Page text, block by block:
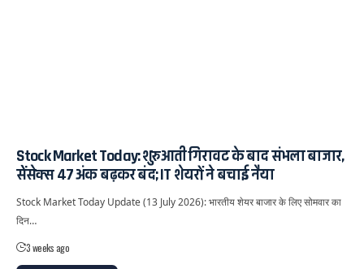
Stock Market Today: शुरुआती गिरावट के बाद संभला बाजार,
सेंसेक्स 47 अंक बढ़कर बंद; IT शेयरों ने बचाई नैया
Stock Market Today Update (13 July 2026): भारतीय शेयर बाजार के लिए सोमवार का
दिन…
3 weeks ago